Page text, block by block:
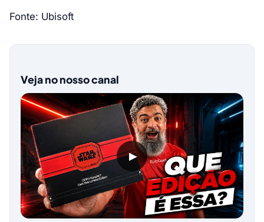
Fonte: Ubisoft
Veja no nosso canal
▶